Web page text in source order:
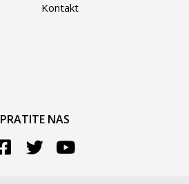
Kontakt
PRATITE NAS